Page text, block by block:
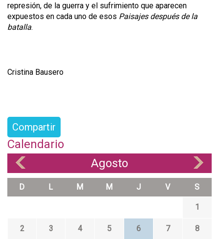
represión, de la guerra y el sufrimiento que aparecen
expuestos en cada uno de esos Paisajes después de la
batalla.
Cristina Bausero
Compartir
Calendario
Agosto
D L M M J V S
1
2 3 4 5 6 7 8